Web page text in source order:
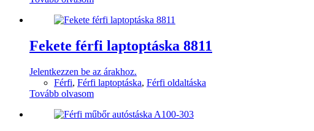
Fekete férfi laptoptáska 8811
Jelentkezzen be az árakhoz.
Férfi, Férfi laptoptáska, Férfi oldaltáska
Tovább olvasom